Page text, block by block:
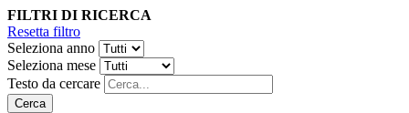
FILTRI DI RICERCA
Resetta filtro
Seleziona anno
Seleziona mese
Testo da cercare
Cerca